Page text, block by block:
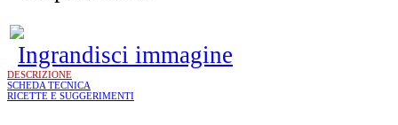
Ingrandisci immagine
DESCRIZIONE
SCHEDA TECNICA
RICETTE E SUGGERIMENTI